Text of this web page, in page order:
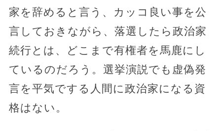
家を辞めると言う、カッコ良い事を公
言しておきながら、落選したら政治家
続行とは、どこまで有権者を馬鹿にし
ているのだろう。選挙演説でも虚偽発
言を平気でする人間に政治家になる資
格はない。